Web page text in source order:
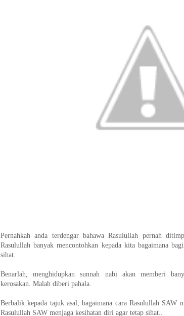
Pernahkah anda terdengar bahawa Rasulullah pernah
Rasulullah banyak mencontohkan kepada kita bagaimana
sihat.
Benarlah, menghidupkan sunnah nabi akan memberi
kerosakan. Malah diberi pahala.
Berbalik kepada tajuk asal, bagaimana cara Rasulullah SAW
Rasulullah SAW menjaga kesihatan diri agar tetap sihat..